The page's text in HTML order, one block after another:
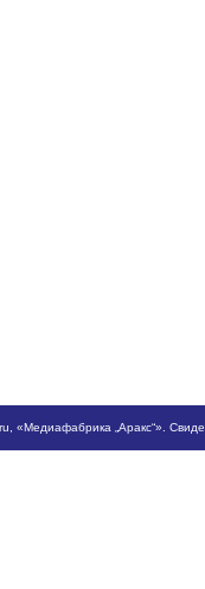
, «Медиафабрика „Аракс“».